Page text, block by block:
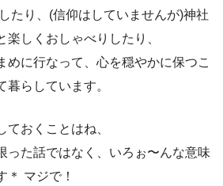
たり、(信仰はしていませんが)神社
楽しくおしゃべりしたり、
めに行なって、心を穏やかに保つこ
暮らしています。
おくことはね、
った話ではなく、いろぉ〜んな意味
＊ マジで！